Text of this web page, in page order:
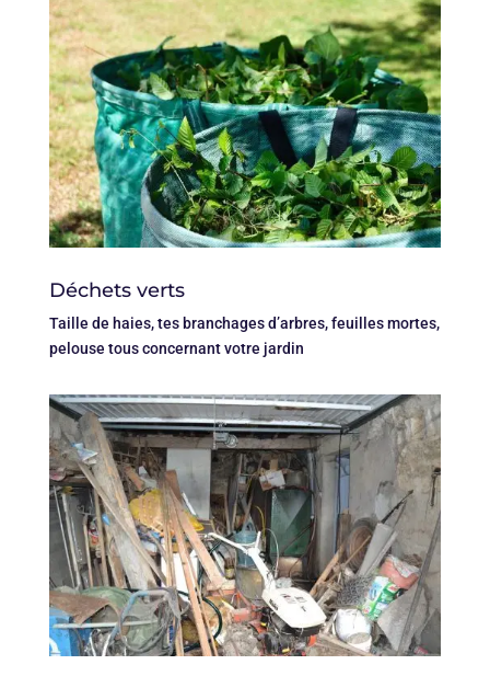
Déchets verts
Taille de haies, tes branchages d’arbres, feuilles mortes,
pelouse tous concernant votre jardin